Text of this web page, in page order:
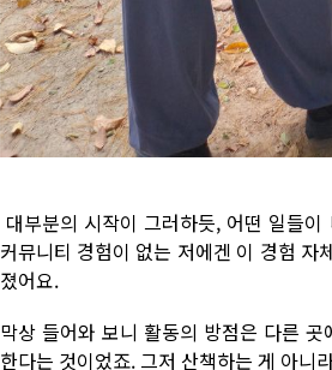
대부분의 시작이 그러하듯, 어떤 일들
커뮤니티 경험이 없는 저에겐 이 경험
졌어요.
막상 들어와 보니 활동의 방점은 다른
한다는 것이었죠. 그저 산책하는 게 아니